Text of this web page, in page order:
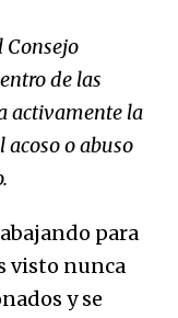
de las
activamente la
o abuso
para
visto nunca
y se